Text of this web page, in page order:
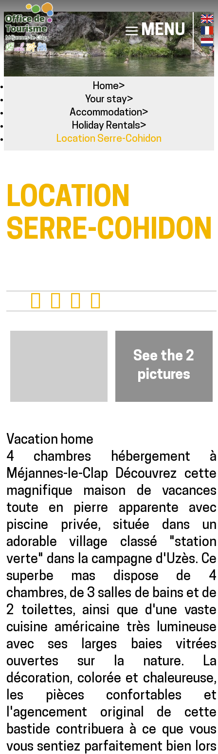
MENU
Home>
Your stay>
Accommodation>
Holiday Rentals>
Location Serre-Cohidon
LOCATION
SERRE-COHIDON
See the 2
pictures
Presentation
Vacation home
4 chambres hébergement à
Méjannes-le-Clap Découvrez cette
magnifique maison de vacances
toute en pierre apparente avec
piscine privée, située dans un
adorable village classé "station
verte" dans la campagne d'Uzès. Ce
superbe mas dispose de 4
chambres, de 3 salles de bains et de
2 toilettes, ainsi que d'une vaste
cuisine américaine très lumineuse
avec ses larges baies vitrées
ouvertes sur la nature. La
décoration, colorée et chaleureuse,
les pièces confortables et
l'agencement original de cette
bastide contribuera à ce que vous
vous sentiez parfaitement bien lors